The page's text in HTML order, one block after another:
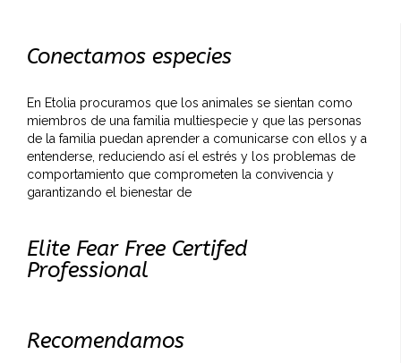
Conectamos especies
En Etolia procuramos que los animales se sientan como
miembros de una familia multiespecie y que las personas
de la familia puedan aprender a comunicarse con ellos y a
entenderse, reduciendo así el estrés y los problemas de
comportamiento que comprometen la convivencia y
garantizando el bienestar de
Elite Fear Free Certifed
Professional
Recomendamos